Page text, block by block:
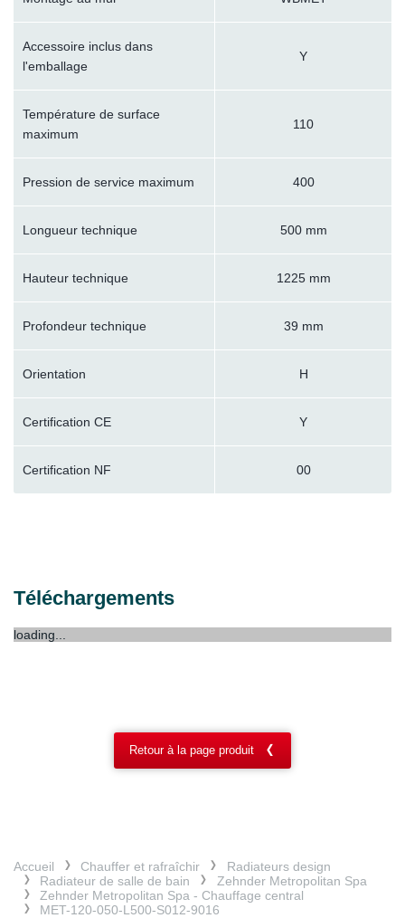
Accessoire inclus dans
l'emballage
Y
Température de surface
maximum
110
Pression de service maximum 400
Longueur technique 500 mm
Hauteur technique 1225 mm
Profondeur technique 39 mm
Orientation H
Certification CE Y
Certification NF 00
Téléchargements
loading...
Retour à la page produit
Accueil Chauffer et rafraîchir
Radiateurs design
Radiateur de salle de bain
Zehnder Metropolitan Spa
Zehnder Metropolitan Spa - Chauffage central
MET-120-050-L500-S012-9016